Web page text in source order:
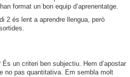
format un bon equip d’aprenentatge.
2 és lent a aprendre llengua, però
un criteri ben subjectiu. Hem d’apostar
no pas quantitativa. Em sembla molt